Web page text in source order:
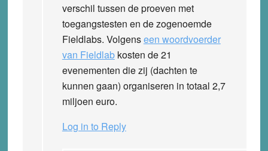
verschil tussen de proeven met
toegangstesten en de zogenoemde
Fieldlabs. Volgenseen woordvoerder
van Fieldlabkosten de 21
evenementen die zij (dachten te
kunnen gaan) organiseren in totaal 2,7
miljoen euro.
Log in to Reply